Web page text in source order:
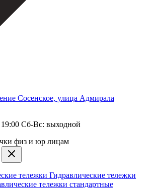
Сосенское, улица Адмирала
Сб-Вс: выходной
физ и юр лицам
Гидравлические тележки